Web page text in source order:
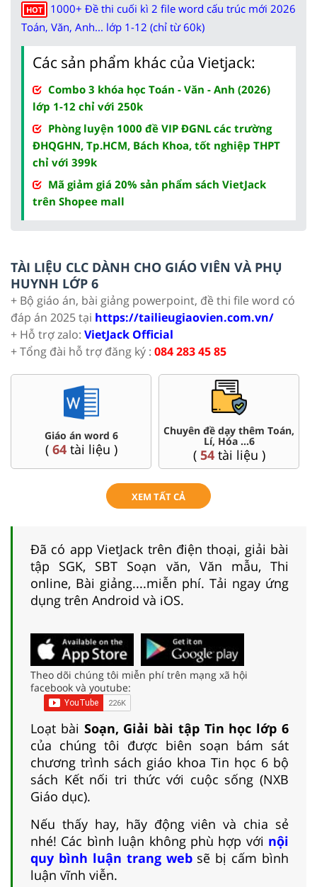
HOT
1000+ Đề thi cuối kì 2 file word cấu trúc mới 2026
Toán, Văn, Anh... lớp 1-12 (chỉ từ 60k)
Các sản phẩm khác của Vietjack:
Combo 3 khóa học Toán - Văn - Anh (2026)
lớp 1-12 chỉ với 250k
Phòng luyện 1000 đề VIP ĐGNL các trường
ĐHQGHN, Tp.HCM, Bách Khoa, tốt nghiệp THPT
chỉ với 399k
Mã giảm giá 20% sản phẩm sách VietJack
trên Shopee mall
TÀI LIỆU CLC DÀNH CHO GIÁO VIÊN VÀ PHỤ
HUYNH LỚP 6
+ Bộ giáo án, bài giảng powerpoint, đề thi file word có
đáp án 2025 tại https://tailieugiaovien.com.vn/
+ Hỗ trợ zalo: VietJack Official
+ Tổng đài hỗ trợ đăng ký : 084 283 45 85
Đề thi HSG 6
(4 tài liệu )
Trắc nghiệm đúng sai 6
(26tài liệu )
XEM TẤT CẢ
Đã có app VietJack trên điện thoại, giải bài
tập SGK, SBT Soạn văn, Văn mẫu, Thi
online, Bài giảng....miễn phí. Tải ngay ứng
dụng trên Android và iOS.
Theo dõi chúng tôi miễn phí trên mạng xã hội
facebook và youtube:
Loạt bài Soạn, Giải bài tập Tin học lớp 6
của chúng tôi được biên soạn bám sát
chương trình sách giáo khoa Tin học 6 bộ
sách Kết nối tri thức với cuộc sống (NXB
Giáo dục).
Nếu thấy hay, hãy động viên và chia sẻ
nhé! Các bình luận không phù hợp với nội
quy bình luận trang websẽ bị cấm bình
luận vĩnh viễn.